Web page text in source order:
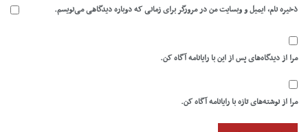
ذخیره نام، ایمیل و وبسایت من در مرورگر برای زمانی که دوباره دیدگاهی می‌نویسم.
مرا از دیدگاه‌های پس از این با رایانامه آگاه کن.
مرا از نوشته‌های تازه با رایانامه آگاه کن.